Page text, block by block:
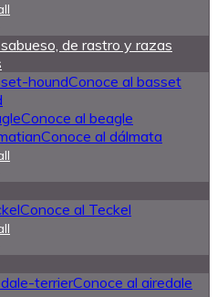
de rastro y razas
Conoce al basset
Conoce al beagle
Conoce al dálmata
Conoce al Teckel
Conoce al airedale